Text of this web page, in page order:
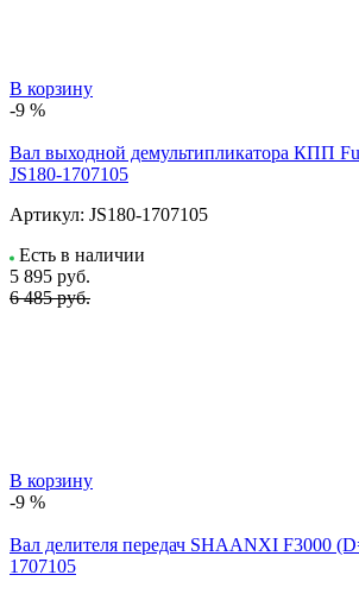
В корзину
-9 %
Вал выходной демультипликатора КПП
JS180-1707105
Артикул: JS180-1707105
Есть в наличии
5 895 руб.
6 485 руб.
В корзину
-9 %
Вал делителя передач SHAANXI F3000
1707105